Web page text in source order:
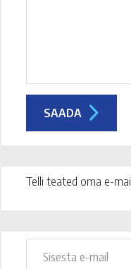
Telli teated oma e-